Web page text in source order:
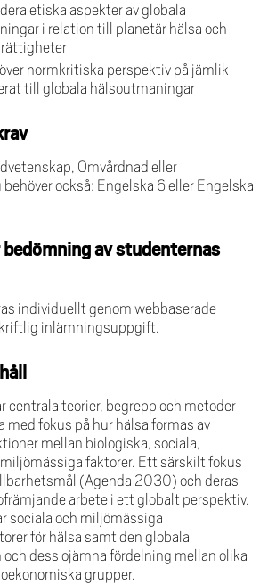
etiska aspekter av globala
i relation till planetär hälsa och
normkritiska perspektiv på jämlik
till globala hälsoutmaningar
Omvårdnad eller
också: Engelska 6 eller Engelska
av studenternas
individuellt genom webbaserade
inlämningsuppgift.
centrala teorier, begrepp och metoder
med fokus på hur hälsa formas av
mellan biologiska, sociala,
faktorer. Ett särskilt fokus
(Agenda 2030) och deras
arbete i ett globalt perspektiv.
sociala och miljömässiga
för hälsa samt den globala
dess ojämna fördelning mellan olika
grupper.